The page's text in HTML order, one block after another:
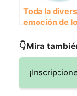
Toda la
emoción de
de canicross
👇Mira